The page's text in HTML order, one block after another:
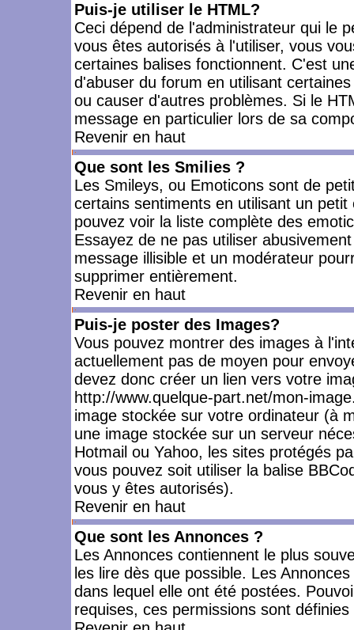
Puis-je utiliser le HTML?
Ceci dépend de l'administrateur qui le
vous êtes autorisés à l'utiliser, vous
certaines balises fonctionnent. C'est
d'abuser du forum en utilisant
ou causer d'autres problèmes. Si le
message en particulier lors de sa
Revenir en haut
Que sont les Smilies ?
Les Smileys, ou Emoticons sont de
certains sentiments en utilisant un
pouvez voir la liste complète des
Essayez de ne pas utiliser
message illisible et un modérateur
supprimer entièrement.
Revenir en haut
Puis-je poster des Images?
Vous pouvez montrer des images à
actuellement pas de moyen pour
devez donc créer un lien vers votre
http://www.quelque-part.net/mon-
image stockée sur votre ordinateur (à
une image stockée sur un serveur
Hotmail ou Yahoo, les sites protégés
vous pouvez soit utiliser la balise
vous y êtes autorisés).
Revenir en haut
Que sont les Annonces ?
Les Annonces contiennent le plus
les lire dès que possible. Les
dans lequel elle ont été postées.
requises, ces permissions sont